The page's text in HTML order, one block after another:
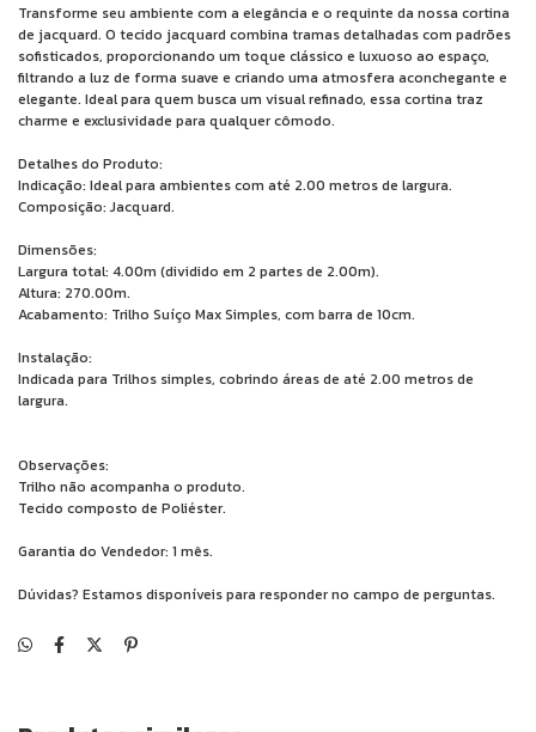
Transforme seu ambiente com a elegância e o requinte da nossa cortina
de jacquard. O tecido jacquard combina tramas detalhadas com padrões
sofisticados, proporcionando um toque clássico e luxuoso ao espaço,
filtrando a luz de forma suave e criando uma atmosfera aconchegante e
elegante. Ideal para quem busca um visual refinado, essa cortina traz
charme e exclusividade para qualquer cômodo.
Detalhes do Produto:
Indicação: Ideal para ambientes com até 2.00 metros de largura.
Composição: Jacquard.
Dimensões:
Largura total: 4.00m (dividido em 2 partes de 2.00m).
Altura: 270.00m.
Acabamento: Trilho Suíço Max Simples, com barra de 10cm.
Instalação:
Indicada para Trilhos simples, cobrindo áreas de até 2.00 metros de
largura.
Observações:
Trilho não acompanha o produto.
Tecido composto de Poliéster.
Garantia do Vendedor: 1 mês.
Dúvidas? Estamos disponíveis para responder no campo de perguntas.